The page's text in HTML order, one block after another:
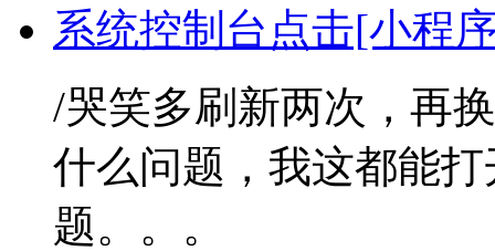
系统控制台点击[小程
/哭笑多刷新两次，再
什么问题，我这都能
题。。。